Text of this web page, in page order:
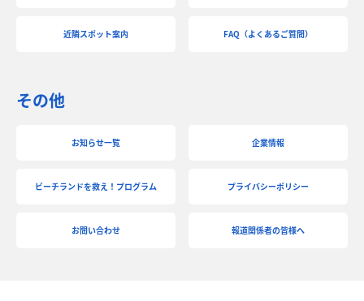
近隣スポット案内 FAQ（よくあるご質問）
その他
お知らせ一覧 企業情報
ビーチランドを救え！プログラム プライバシーポリシー
お問い合わせ 報道関係者の皆様へ